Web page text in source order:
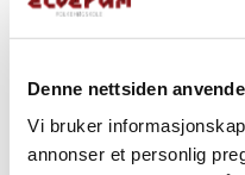
Denne nettsiden
Vi bruker
annonser et personlig